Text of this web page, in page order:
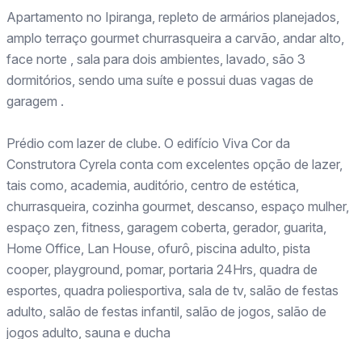
Apartamento no Ipiranga, repleto de armários planejados,
amplo terraço gourmet churrasqueira a carvão, andar alto,
face norte , sala para dois ambientes, lavado, são 3
dormitórios, sendo uma suíte e possui duas vagas de
garagem .
Prédio com lazer de clube. O edifício Viva Cor da
Construtora Cyrela conta com excelentes opção de lazer,
tais como, academia, auditório, centro de estética,
churrasqueira, cozinha gourmet, descanso, espaço mulher,
espaço zen, fitness, garagem coberta, gerador, guarita,
Home Office, Lan House, ofurô, piscina adulto, pista
cooper, playground, pomar, portaria 24Hrs, quadra de
esportes, quadra poliesportiva, sala de tv, salão de festas
adulto, salão de festas infantil, salão de jogos, salão de
jogos adulto, sauna e ducha